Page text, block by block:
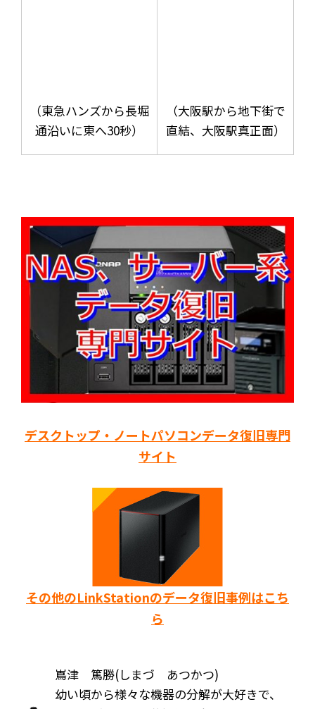
（東急ハンズから長堀
通沿いに東へ30秒）
（大阪駅から地下街で
直結、大阪駅真正面）
デスクトップ・ノートパソコンデータ復旧専門
サイト
その他のLinkStationのデータ復旧事例はこち
ら
嶌津 篤勝(しまづ あつかつ)
幼い頃から様々な機器の分解が大好きで、